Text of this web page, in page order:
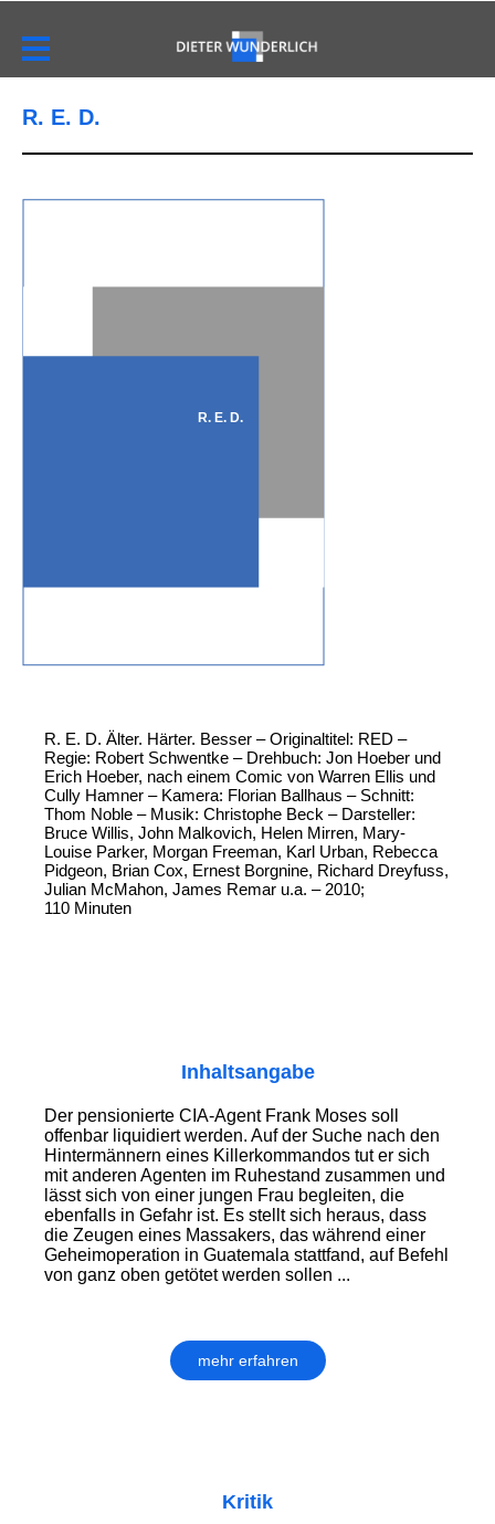
R. E. D.
R. E. D.
R. E. D. Älter. Härter. Besser – Originaltitel: RED –
Regie: Robert Schwentke – Drehbuch: Jon Hoeber und
Erich Hoeber, nach einem Comic von Warren Ellis und
Cully Hamner – Kamera: Florian Ballhaus – Schnitt:
Thom Noble – Musik: Christophe Beck – Darsteller:
Bruce Willis, John Malkovich, Helen Mirren, Mary-
Louise Parker, Morgan Freeman, Karl Urban, Rebecca
Pidgeon, Brian Cox, Ernest Borgnine, Richard Dreyfuss,
Julian McMahon, James Remar u.a. – 2010;
110 Minuten
Inhaltsangabe
Der pensionierte CIA-Agent Frank Moses soll
offenbar liquidiert werden. Auf der Suche nach den
Hintermännern eines Killerkommandos tut er sich
mit anderen Agenten im Ruhestand zusammen und
lässt sich von einer jungen Frau begleiten, die
ebenfalls in Gefahr ist. Es stellt sich heraus, dass
die Zeugen eines Massakers, das während einer
Geheimoperation in Guatemala stattfand, auf Befehl
von ganz oben getötet werden sollen ...
mehr erfahren
Kritik